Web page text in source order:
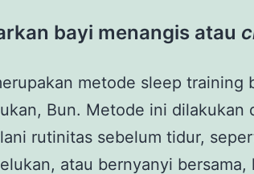
bayi menangis atau
metode sleep training
Bun. Metode ini dilakukan
rutinitas sebelum tidur,
atau bernyanyi bersama,